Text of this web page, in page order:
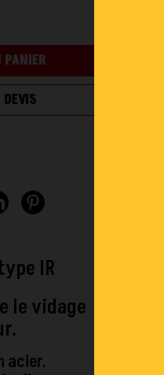
PANIER
IR
le vidage
acier.